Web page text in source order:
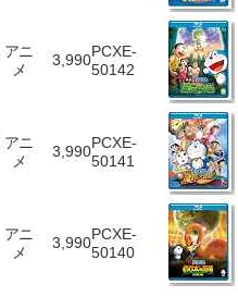
アニ
メ
3,990PCXE-
50142
アニ
メ
3,990PCXE-
50141
アニ
メ
3,990PCXE-
50140